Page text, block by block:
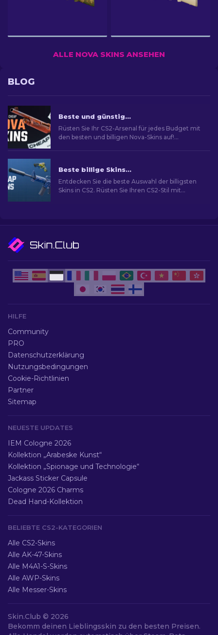
ALLE NOVA SKINS ANSEHEN
BLOG
Beste und günstige Nova Skins in CS2 für jedes Budget [2026]
Rüsten Sie Ihr CS2-Arsenal für jedes Budget mit
den besten und billigen Nova-Skins auf!
Beste billige Skins in CS2 [2026]
Entdecken Sie die beste Auswahl der billigsten
Skins in CS2. Rüsten Sie Ihren CS2-Stil mit
HILFE
Community
PRO
Datenschutzerklärung
Nutzungsbedingungen
Cookie-Richtlinien
Partner
Sitemap
NEUESTE UPDATES
IEM Cologne 2026
Kollektion „Arabeske Kunst“
Kollektion „Spionage und Technologie“
Jackass Sticker Capsule
Cologne 2026 Charms
Dead Hand-Kollektion
BELIEBTE CS2-KATEGORIEN
Alle CS2-Skins
Alle AK-47-Skins
Alle M4A1-S-Skins
Alle AWP-Skins
Alle Messer-Skins
Skin.Club © 2026
Bekomm deinen Lieblingsskin zu den besten Preisen.